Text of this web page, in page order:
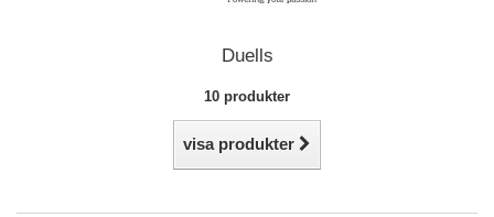
Duells
10 produkter
visa produkter